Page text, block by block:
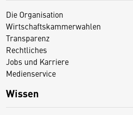
Die Organisation
Wirtschaftskammerwahlen
Transparenz
Rechtliches
Jobs und Karriere
Medienservice
Wissen